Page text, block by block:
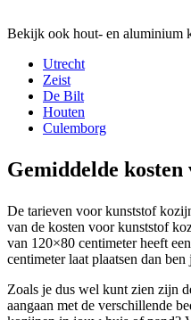
Bekijk ook hout- en aluminium
Utrecht
Zeist
De Bilt
Houten
Culemborg
Gemiddelde
De tarieven voor kunststof
van de kosten voor kunststof
van 120×80 centimeter heeft
centimeter laat plaatsen dan
Zoals je dus wel kunt zien zijn
aangaan met de verschillende